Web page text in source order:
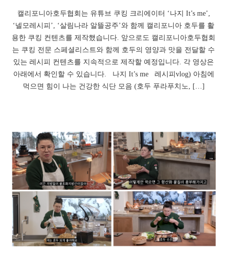
캘리포니아호두협회는 유튜브 쿠킹 크리에이터 ‘나지 It’s me’,
‘넬모레시피’, ‘살림나라 알뜰공주’와 함께 캘리포니아 호두를 활
용한 쿠킹 컨텐츠를 제작했습니다. 앞으로도 캘리포니아호두협회
는 쿠킹 전문 스페셜리스트와 함께 호두의 영양과 맛을 전달할 수
있는 레시피 컨텐츠를 지속적으로 제작할 예정입니다. 각 영상은
아래에서 확인할 수 있습니다. 나지 It’s me 레시피vlog) 아침에
먹으면 힘이 나는 건강한 식단 모음 (호두 푸라푸치노, […]